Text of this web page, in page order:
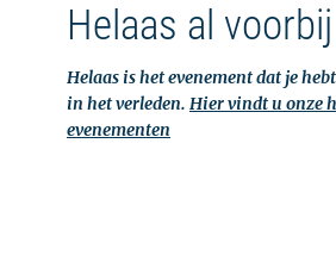
Helaas al voorbij
Helaas is het evenement dat je
in het verleden. Hier vindt u onze
evenementen